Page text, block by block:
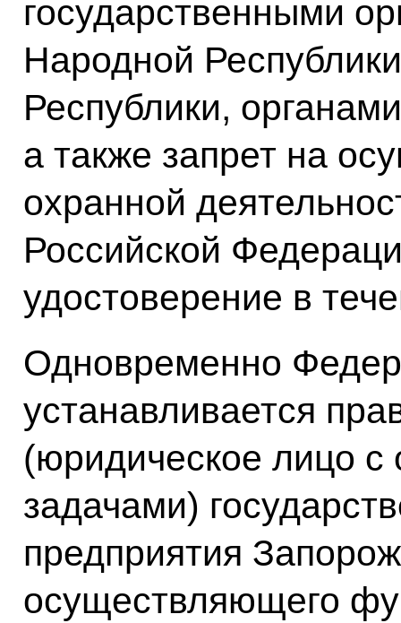
государственными
Народной
Республики,
а также запрет на
охранной
Российской
удостоверение в
Одновременно
устанавливается
(юридическое лицо
задачами)
предприятия
осуществляющего